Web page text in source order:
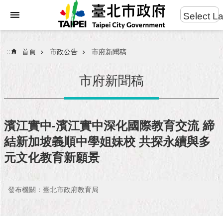
進
搜
民
服
務
市
團
Select
::: 首頁 市政公告 市府新聞稿
市府新聞稿
濱江實中-濱江實中深化國際教育交流 締
結新加坡義順中學姐妹校 共探永續與多
元文化教育新願景
發布機關：臺北市政府教育局